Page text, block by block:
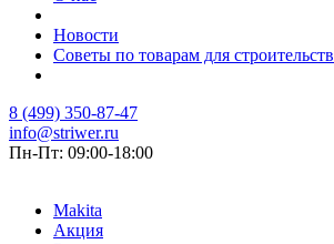
Новости
Советы по товарам для
8 (499) 350-87-47
info@striwer.ru
Пн-Пт: 09:00-18:00
Makita
Акция